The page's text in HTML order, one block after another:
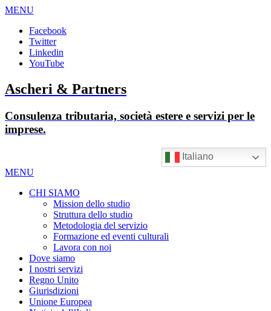
MENU
Facebook
Twitter
Linkedin
YouTube
Ascheri & Partners
Consulenza tributaria, società estere e servizi per le
imprese.
Italiano
MENU
CHI SIAMO
Mission dello studio
Struttura dello studio
Metodologia del servizio
Formazione ed eventi culturali
Lavora con noi
Dove siamo
I nostri servizi
Regno Unito
Giurisdizioni
Unione Europea